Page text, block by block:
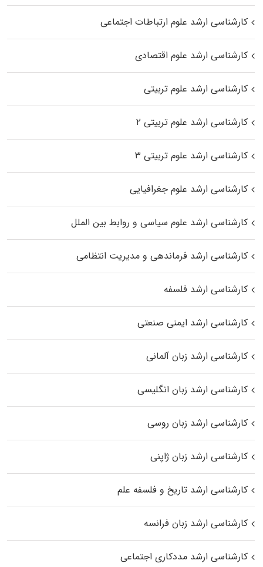
کارشناسی ارشد علوم ارتباطات اجتماعی
کارشناسی ارشد علوم اقتصادی
کارشناسی ارشد علوم تربیتی
کارشناسی ارشد علوم تربیتی ۲
کارشناسی ارشد علوم تربیتی ۳
کارشناسی ارشد علوم جغرافیایی
کارشناسی ارشد علوم سیاسی و روابط بین الملل
کارشناسی ارشد فرماندهی و مدیریت انتظامی
کارشناسی ارشد فلسفه
کارشناسی ارشد ایمنی صنعتی
کارشناسی ارشد زبان آلمانی
کارشناسی ارشد زبان انگلیسی
کارشناسی ارشد زبان روسی
کارشناسی ارشد زبان ژاپنی
کارشناسی ارشد تاریخ و فلسفه علم
کارشناسی ارشد زبان فرانسه
کارشناسی ارشد مددکاری اجتماعی